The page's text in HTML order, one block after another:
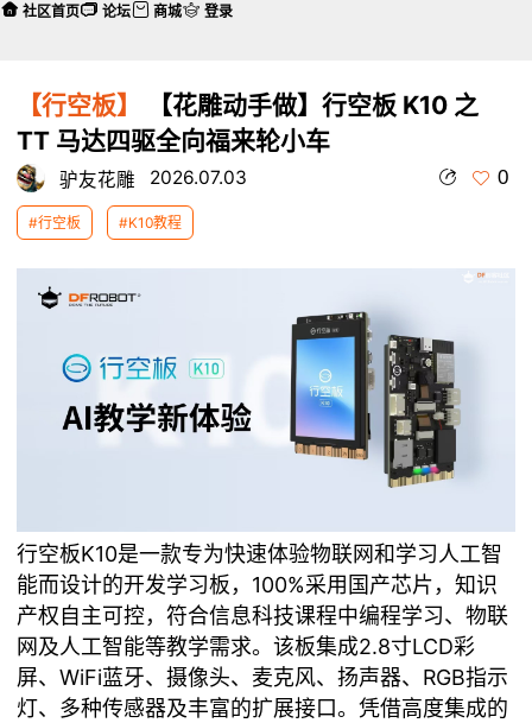
【行空板】
【花雕动手做】行空板 K10 之
TT 马达四驱全向福来轮小车
驴友花雕 2026.07.03 0
#行空板 #K10教程
行空板K10是一款专为快速体验物联网和学习人工智
能而设计的开发学习板，100%采用国产芯片，知识
产权自主可控，符合信息科技课程中编程学习、物联
网及人工智能等教学需求。该板集成2.8寸LCD彩
屏、WiFi蓝牙、摄像头、麦克风、扬声器、RGB指示
灯、多种传感器及丰富的扩展接口。凭借高度集成的
社区首页 论坛 商城 登录